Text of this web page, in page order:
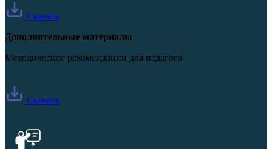
Скачать
Дополнительные материалы
Методические рекомендации для педагога
Скачать